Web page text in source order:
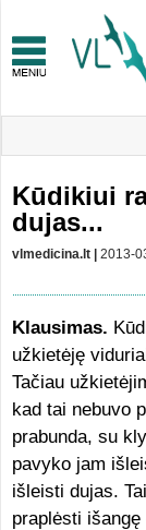
Kūdikiui
dujas...
vlmedicina.lt | 2013-
Klausimas.
užkietėję
Tačiau
kad tai nebuvo
prabunda, su
pavyko jam
išleisti dujas.
praplėsti